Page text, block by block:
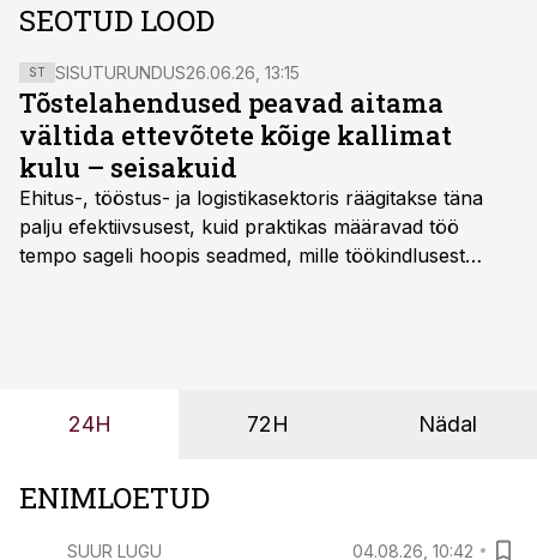
SEOTUD LOOD
ST SISUTURUNDUS26.06.26, 13:15
Tõstelahendused peavad aitama
vältida ettevõtete kõige kallimat
kulu – seisakuid
Ehitus-, tööstus- ja logistikasektoris räägitakse täna
palju efektiivsusest, kuid praktikas määravad töö
tempo sageli hoopis seadmed, mille töökindlusest
24H 72H Nädal
ENIMLOETUD
SUUR LUGU 04.08.26, 10:42